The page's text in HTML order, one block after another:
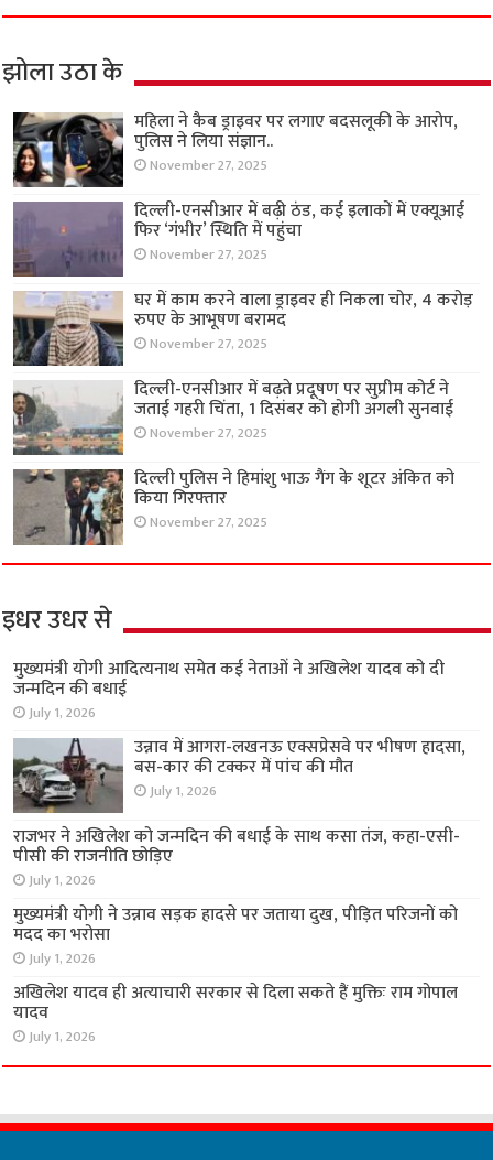
झोला उठा के
महिला ने कैब ड्राइवर पर लगाए बदसलूकी के आरोप,
पुलिस ने लिया संज्ञान..
November 27, 2025
दिल्ली-एनसीआर में बढ़ी ठंड, कई इलाकों में एक्यूआई
फिर ‘गंभीर’ स्थिति में पहुंचा
November 27, 2025
घर में काम करने वाला ड्राइवर ही निकला चोर, 4 करोड़
रुपए के आभूषण बरामद
November 27, 2025
दिल्ली-एनसीआर में बढ़ते प्रदूषण पर सुप्रीम कोर्ट ने
जताई गहरी चिंता, 1 दिसंबर को होगी अगली सुनवाई
November 27, 2025
दिल्ली पुलिस ने हिमांशु भाऊ गैंग के शूटर अंकित को
किया गिरफ्तार
November 27, 2025
इधर उधर से
मुख्यमंत्री योगी आदित्यनाथ समेत कई नेताओं ने अखिलेश यादव को दी
जन्मदिन की बधाई
July 1, 2026
उन्नाव में आगरा-लखनऊ एक्सप्रेसवे पर भीषण हादसा,
बस-कार की टक्कर में पांच की मौत
July 1, 2026
राजभर ने अखिलेश को जन्मदिन की बधाई के साथ कसा तंज, कहा-एसी-
पीसी की राजनीति छोड़िए
July 1, 2026
मुख्यमंत्री योगी ने उन्नाव सड़क हादसे पर जताया दुख, पीड़ित परिजनों को
मदद का भरोसा
July 1, 2026
अखिलेश यादव ही अत्याचारी सरकार से दिला सकते हैं मुक्तिः राम गोपाल
यादव
July 1, 2026